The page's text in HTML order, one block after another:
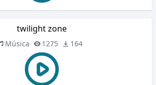
twilight zone
Música 1275 164